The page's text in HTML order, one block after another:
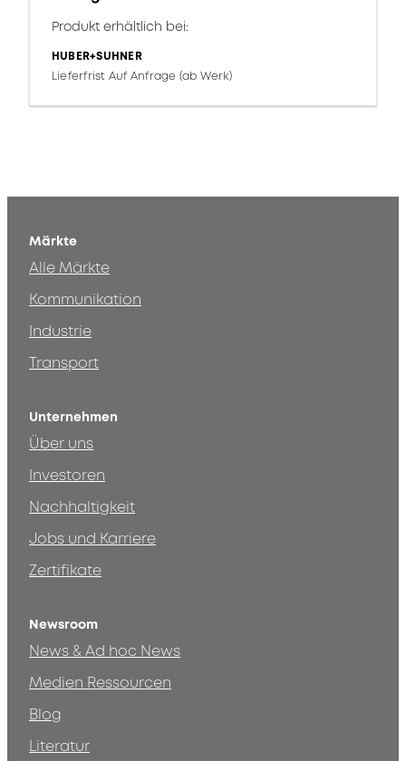
Produkt erhältlich bei:
HUBER+SUHNER
Lieferfrist Auf Anfrage (ab Werk)
Märkte
Alle Märkte
Kommunikation
Industrie
Transport
Unternehmen
Über uns
Investoren
Nachhaltigkeit
Jobs und Karriere
Zertifikate
Newsroom
News & Ad hoc News
Medien Ressourcen
Blog
Literatur